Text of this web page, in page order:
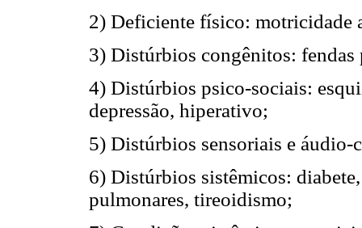
2) Deficiente físico: motricidade
3) Distúrbios congênitos: fendas
4) Distúrbios psico-sociais:
depressão, hiperativo;
5) Distúrbios sensoriais e
6) Distúrbios sistêmicos:
pulmonares, tireoidismo;